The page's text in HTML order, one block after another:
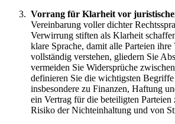
Vorrang für Klarheit vor
Vereinbarung voller dichter
Verwirrung stiften als Klarheit
klare Sprache, damit alle Parteien
vollständig verstehen, gliedern Sie
vermeiden Sie Widersprüche
definieren Sie die wichtigsten
insbesondere zu Finanzen, Haftung
ein Vertrag für die beteiligten Parteien
Risiko der Nichteinhaltung und von